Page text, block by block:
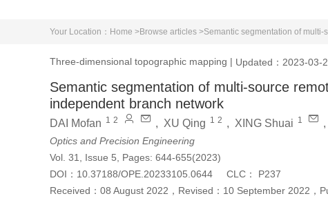
Your Location： Home >Browse articles >Semantic segmentation of
Three-dimensional topographic mapping | Updated：2023-03-
Semantic segmentation of multi-source
independent branch network
DAI Mofan 1 2 , XU Qing 1 2 , XING Shuai 1 ,
Optics and Precision Engineering
Vol. 31, Issue 5, Pages: 644-655(2023)
DOI： 10.37188/OPE.20233105.0644 CLC：
P237
Received： 08 August 2022 ， Revised： 10 September 2022 ，